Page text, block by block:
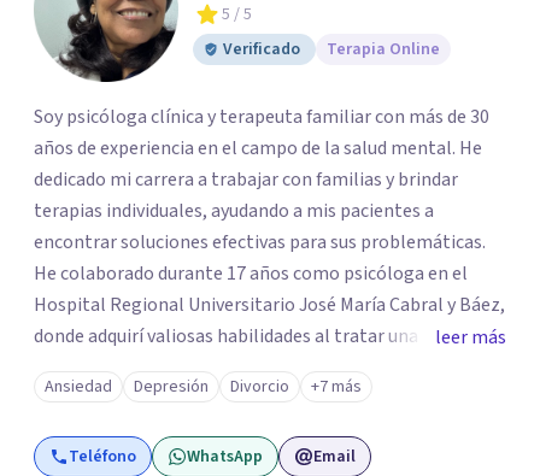
5 / 5
Verificado
Terapia Online
Soy psicóloga clínica y terapeuta familiar con más de 30
años de experiencia en el campo de la salud mental. He
dedicado mi carrera a trabajar con familias y brindar
terapias individuales, ayudando a mis pacientes a
encontrar soluciones efectivas para sus problemáticas.
He colaborado durante 17 años como psicóloga en el
Hospital Regional Universitario José María Cabral y Báez,
donde adquirí valiosas habilidades al tratar una diversa
gama de casos clínicos. Durante 27 años, fui la directora
del departamento de psicología del Hospital Regional
Presidente Estrella Ureña, donde lideré un equipo de
profesionales en la implementación de programas de
leer más
Ansiedad Depresión Divorcio +7 más
Teléfono WhatsApp Email